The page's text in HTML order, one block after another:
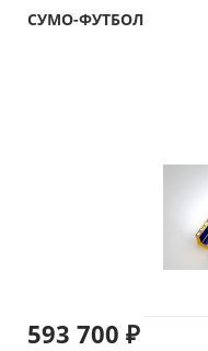
СУМО-ФУТБОЛ
593 700 ₽